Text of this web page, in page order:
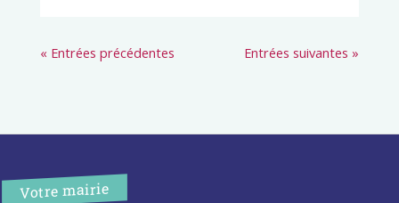
« Entrées précédentes Entrées suivantes »
Votre mairie